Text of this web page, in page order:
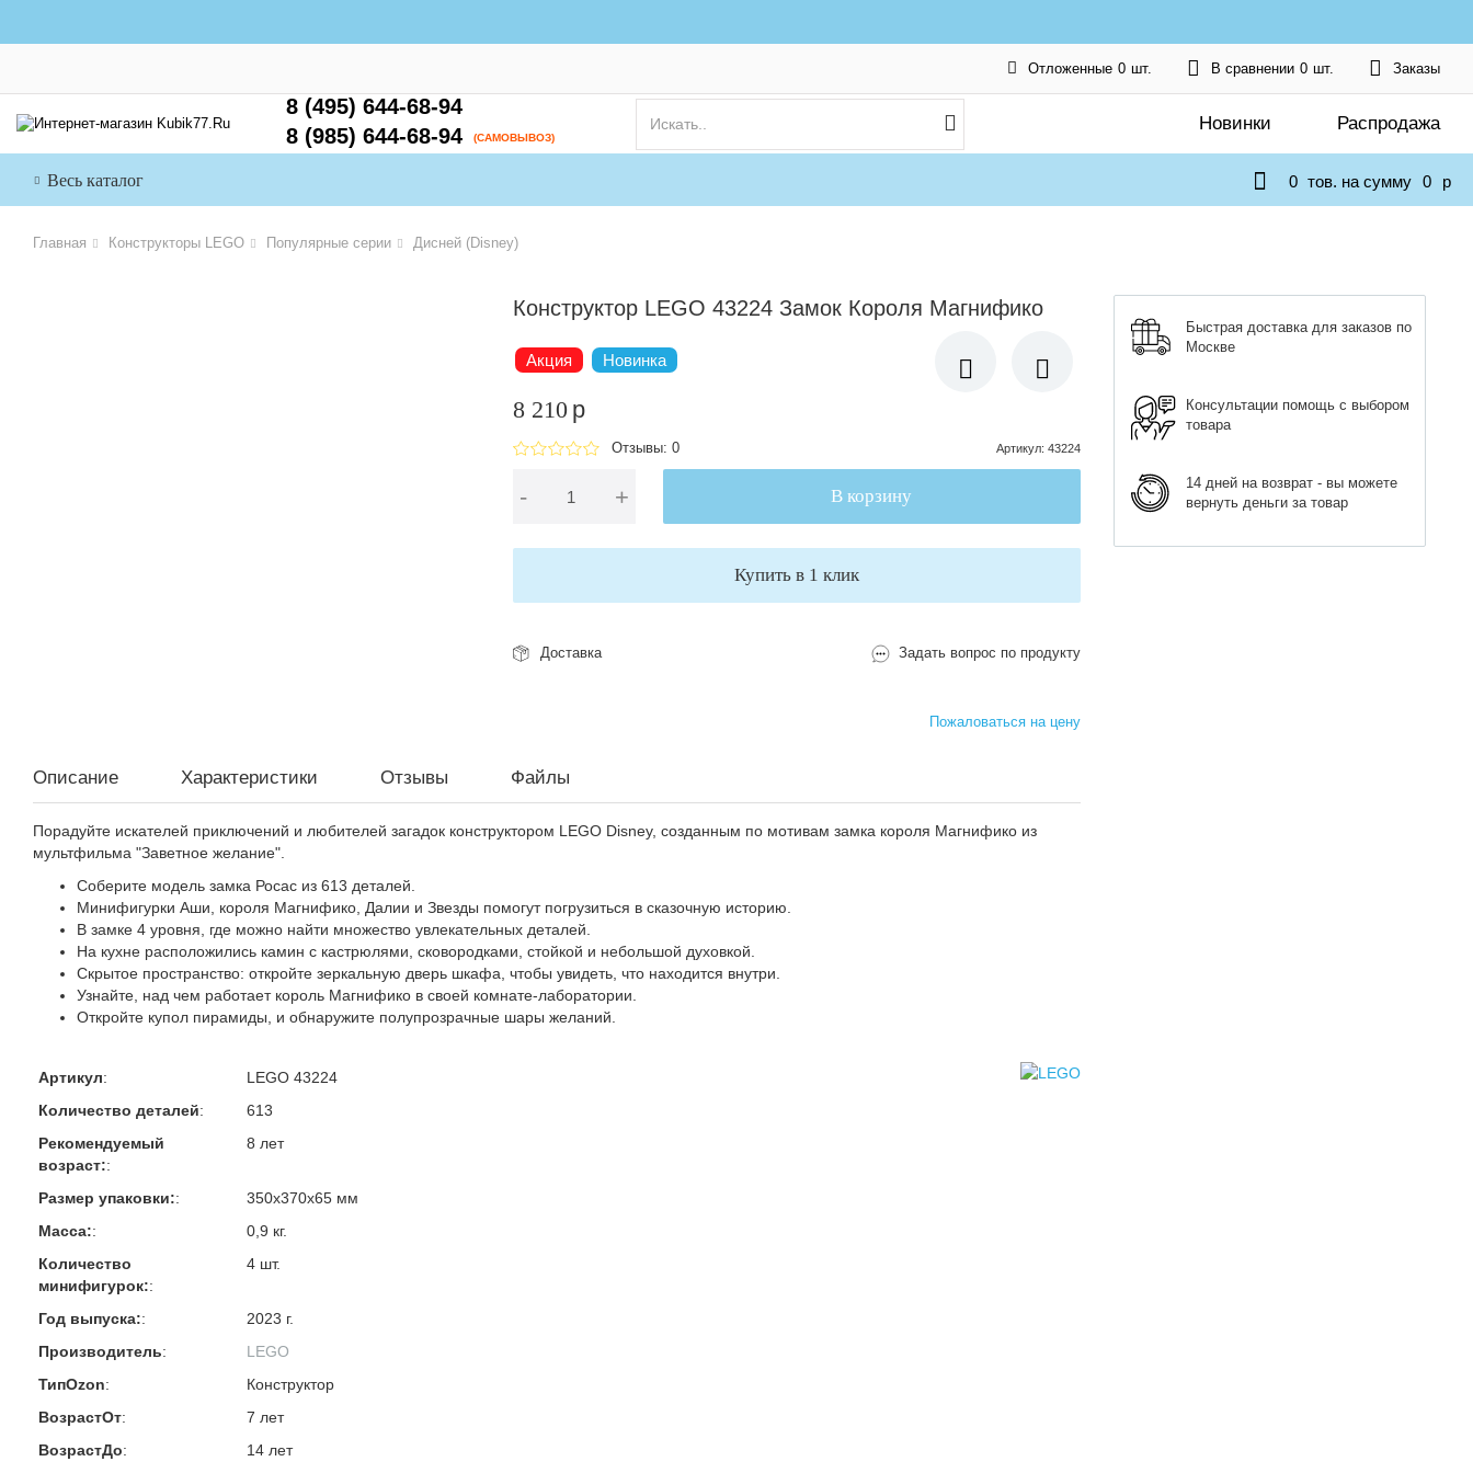
Отложенные 0 шт. В сравнении 0 шт. Заказы
8 (495) 644-68-94
8 (985) 644-68-94
(САМОВЫВОЗ)
Новинки Распродажа
Весь каталог 0 тов. на сумму 0 p
Главная Конструкторы LEGO Популярные серии Дисней (Disney)
Конструктор LEGO 43224 Замок Короля Магнифико
Акция Новинка
8 210 p
Отзывы: 0 Артикул: 43224
- + В корзину
Купить в 1 клик
Доставка Задать вопрос по продукту
Пожаловаться на цену
Быстрая доставка для заказов по
Москве
Консультации помощь с выбором
товара
14 дней на возврат - вы можете
вернуть деньги за товар
Описание Характеристики Отзывы Файлы
Порадуйте искателей приключений и любителей загадок конструктором LEGO Disney, созданным по мотивам замка короля Магнифико из
мультфильма "Заветное желание".
Соберите модель замка Росас из 613 деталей.
Минифигурки Аши, короля Магнифико, Далии и Звезды помогут погрузиться в сказочную историю.
В замке 4 уровня, где можно найти множество увлекательных деталей.
На кухне расположились камин с кастрюлями, сковородками, стойкой и небольшой духовкой.
Скрытое пространство: откройте зеркальную дверь шкафа, чтобы увидеть, что находится внутри.
Узнайте, над чем работает король Магнифико в своей комнате-лаборатории.
Откройте купол пирамиды, и обнаружите полупрозрачные шары желаний.
Артикул:
LEGO 43224
Количество деталей:
613
Рекомендуемый
возраст::
8 лет
Размер упаковки::
350х370х65 мм
Масса::
0,9 кг.
Количество
минифигурок::
4 шт.
Год выпуска::
2023 г.
Производитель:
LEGO
ТипOzon:
Конструктор
ВозрастОт:
7 лет
ВозрастДо:
14 лет